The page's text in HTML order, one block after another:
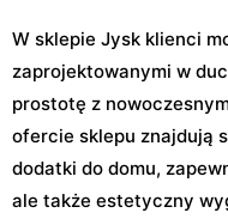
W sklepie Jysk klienci
zaprojektowanymi w
prostotę z
ofercie sklepu znajdują
dodatki do domu,
ale także estetyczny